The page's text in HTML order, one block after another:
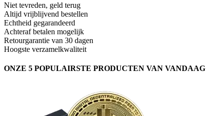
Niet tevreden, geld terug
Altijd vrijblijvend bestellen
Echtheid gegarandeerd
Achteraf betalen mogelijk
Retourgarantie van 30 dagen
Hoogste verzamelkwaliteit
ONZE 5 POPULAIRSTE PRODUCTEN VAN VANDAAG